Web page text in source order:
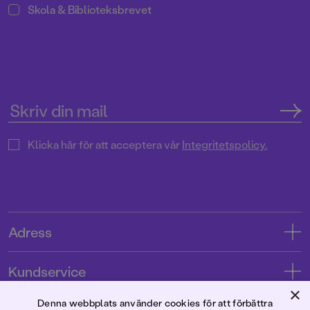
Skola & Biblioteksbrevet
Klicka här för att acceptera vårIntegritetspolicy.
Adress
Kundservice
Kontakta oss ×
Denna webbplats använder cookies för att förbättra